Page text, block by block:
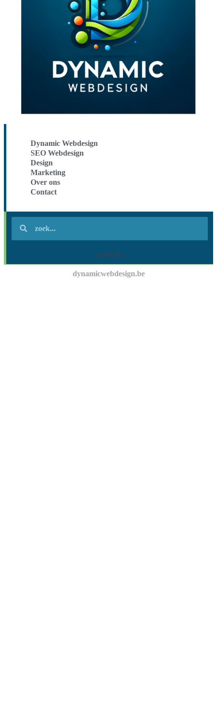
Dynamic Webdesign
SEO Webdesign
Design
Marketing
Over ons
Contact
portfolio
dynamicwebdesign.be